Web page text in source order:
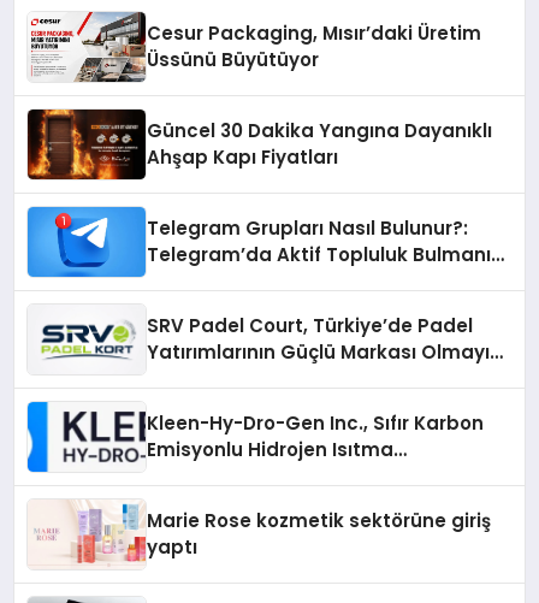
Cesur Packaging, Mısır’daki Üretim
Üssünü Büyütüyor
Güncel 30 Dakika Yangına Dayanıklı
Ahşap Kapı Fiyatları
Telegram Grupları Nasıl Bulunur?:
Telegram’da Aktif Topluluk Bulmanın
SRV Padel Court, Türkiye’de Padel
Yatırımlarının Güçlü Markası Olmayı
Kleen-Hy-Dro-Gen Inc., Sıfır Karbon
Emisyonlu Hidrojen Isıtma
Marie Rose kozmetik sektörüne giriş
yaptı